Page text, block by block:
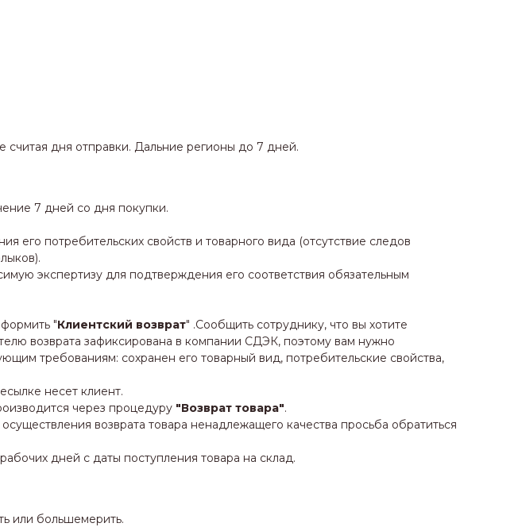
дня отправки. Дальние регионы до 7 дней.
7 дней со дня покупки.
его потребительских свойств и товарного вида (отсутствие следов
экспертизу для подтверждения его соответствия обязательным
"Клиентский возврат" .Сообщить сотруднику, что вы хотите
возврата зафиксирована в компании СДЭК, поэтому вам нужно
требованиям: сохранен его товарный вид, потребительские свойства,
несет клиент.
через процедуру "Возврат товара".
возврата товара ненадлежащего качества просьба обратиться
дней с даты поступления товара на склад.
или большемерить.